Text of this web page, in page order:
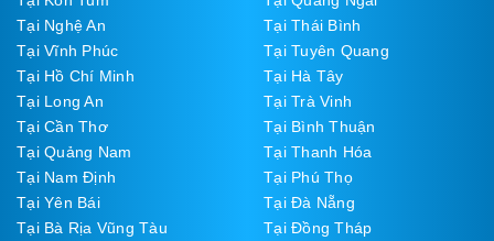
Tại Nghệ An
Tại Thái Bình
Tại Vĩnh Phúc
Tại Tuyên Quang
Tại Hồ Chí Minh
Tại Hà Tây
Tại Long An
Tại Trà Vinh
Tại Cần Thơ
Tại Bình Thuận
Tại Quảng Nam
Tại Thanh Hóa
Tại Nam Định
Tại Phú Thọ
Tại Yên Bái
Tại Đà Nẵng
Tại Bà Rịa Vũng Tàu
Tại Đồng Tháp